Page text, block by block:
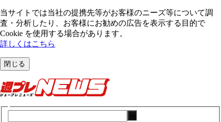
当サイトでは当社の提携先等がお客様のニーズ等について調
査・分析したり、お客様にお勧めの広告を表⽰する⽬的で
Cookie を使⽤する場合があります。
詳しくはこちら
閉じる